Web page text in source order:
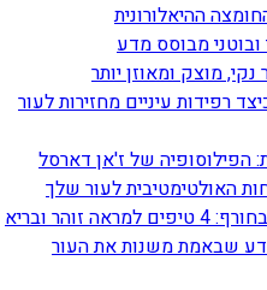
ההיאלורונית
מבוסס מדע
מוצק ומאוזן יותר
רפידות עיניים מחזירות לעור
הפילוסופיה של ז'אן דארסל
האולטימטיבית לעור שלך
ובריא